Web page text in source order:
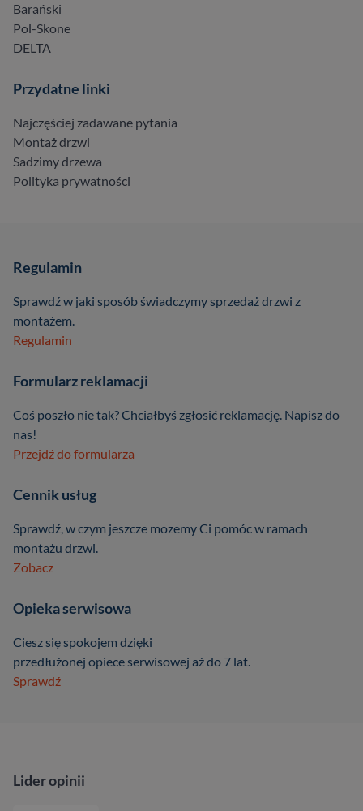
Barański
Pol-Skone
DELTA
Przydatne linki
Najczęściej zadawane pytania
Montaż drzwi
Sadzimy drzewa
Polityka prywatności
Regulamin
Sprawdź w jaki sposób świadczymy sprzedaż drzwi z
montażem.
Regulamin
Formularz reklamacji
Coś poszło nie tak? Chciałbyś zgłosić reklamację. Napisz do
nas!
Przejdź do formularza
Cennik usług
Sprawdź, w czym jeszcze mozemy Ci pomóc w ramach
montażu drzwi.
Zobacz
Opieka serwisowa
Ciesz się spokojem dzięki
przedłużonej opiece serwisowej aż do 7 lat.
Sprawdź
Lider opinii